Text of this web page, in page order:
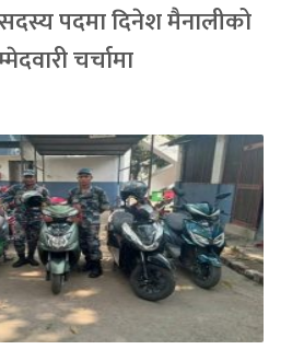
: सदस्य पदमा दिनेश मैनालीको
चर्चामा